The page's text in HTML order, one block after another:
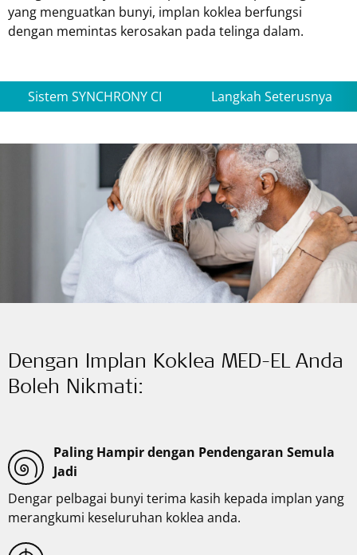
yang menguatkan bunyi, implan koklea berfungsi
dengan memintas kerosakan pada telinga dalam.
Sistem SYNCHRONY CI Langkah Seterusnya
Dengan Implan Koklea MED-EL Anda
Boleh Nikmati:
Paling Hampir dengan Pendengaran Semula
Jadi
Dengar pelbagai bunyi terima kasih kepada implan yang
merangkumi keseluruhan koklea anda.